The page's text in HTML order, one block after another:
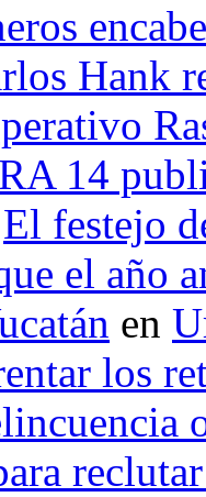
Hank
14
El festejo
el año
en
los